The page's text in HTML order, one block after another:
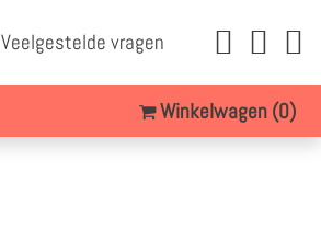
Veelgestelde vragen
Winkelwagen (0)